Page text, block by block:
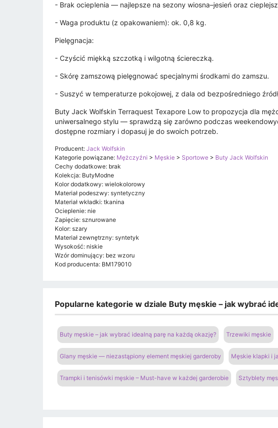
- Brak ocieplenia — najlepsze na sezony wiosna–jesień oraz
- Waga produktu (z opakowaniem): ok. 0,8 kg.
Pielęgnacja:
- Czyścić miękką szczotką i wilgotną ściereczką.
- Skórę zamszową pielęgnować specjalnymi środkami do zamszu.
- Suszyć w temperaturze pokojowej, z dala od bezpośredniego
Buty Jack Wolfskin Terraquest Texapore Low to propozycja dla
uniwersalnego stylu — sprawdzą się zarówno podczas
dostępne rozmiary i dopasuj je do swoich potrzeb.
Producent: Jack Wolfskin
Kategorie powiązane: Mężczyźni > Męskie > Sportowe > Buty Jack Wolfskin
Cechy dodatkowe: brak
Kolekcja: ButyModne
Kolor dodatkowy: wielokolorowy
Materiał podeszwy: syntetyczny
Materiał wkładki: tkanina
Ocieplenie: nie
Zapięcie: sznurowane
Kolor: szary
Materiał zewnętrzny: syntetyk
Wysokość: niskie
Wzór dominujący: bez wzoru
Kod producenta: BM179010
Popularne kategorie w dziale Buty męskie – jak wybrać
Buty męskie – jak wybrać idealną parę na każdą okazję? Trzewiki męskie
Glany męskie — niezastąpiony element męskiej garderoby Męskie klapki i
Trampki i tenisówki męskie – Must-have w każdej garderobie Sztyblety